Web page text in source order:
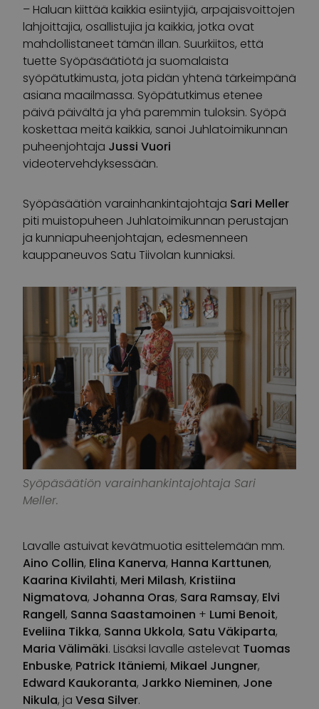
– Haluan kiittää kaikkia esiintyjiä, arpajaisvoittojen
lahjoittajia, osallistujia ja kaikkia, jotka ovat
mahdollistaneet tämän illan. Suurkiitos, että
tuette Syöpäsäätiötä ja suomalaista
syöpätutkimusta, jota pidän yhtenä tärkeimpänä
asiana maailmassa. Syöpätutkimus etenee
päivä päivältä ja yhä paremmin tuloksin. Syöpä
koskettaa meitä kaikkia, sanoi Juhlatoimikunnan
puheenjohtaja Jussi Vuori
videotervehdyksessään.
Syöpäsäätiön varainhankintajohtaja Sari Meller
piti muistopuheen Juhlatoimikunnan perustajan
ja kunniapuheenjohtajan, edesmenneen
kauppaneuvos Satu Tiivolan kunniaksi.
Syöpäsäätiön varainhankintajohtaja Sari
Meller.
Lavalle astuivat kevätmuotia esittelemään mm.
Aino Collin, Elina Kanerva, Hanna Karttunen,
Kaarina Kivilahti, Meri Milash, Kristiina
Nigmatova, Johanna Oras, Sara Ramsay, Elvi
Rangell, Sanna Saastamoinen + Lumi Benoit,
Eveliina Tikka, Sanna Ukkola, Satu Väkiparta,
Maria Välimäki. Lisäksi lavalle astelevat Tuomas
Enbuske, Patrick Itäniemi, Mikael Jungner,
Edward Kaukoranta, Jarkko Nieminen, Jone
Nikula, ja Vesa Silver.